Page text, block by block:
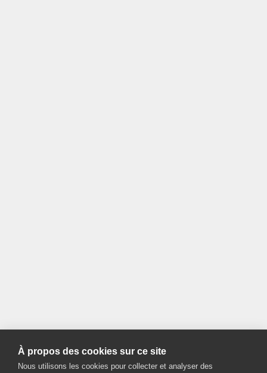
À propos des cookies sur ce site
Nous utilisons les cookies pour collecter et analyser des